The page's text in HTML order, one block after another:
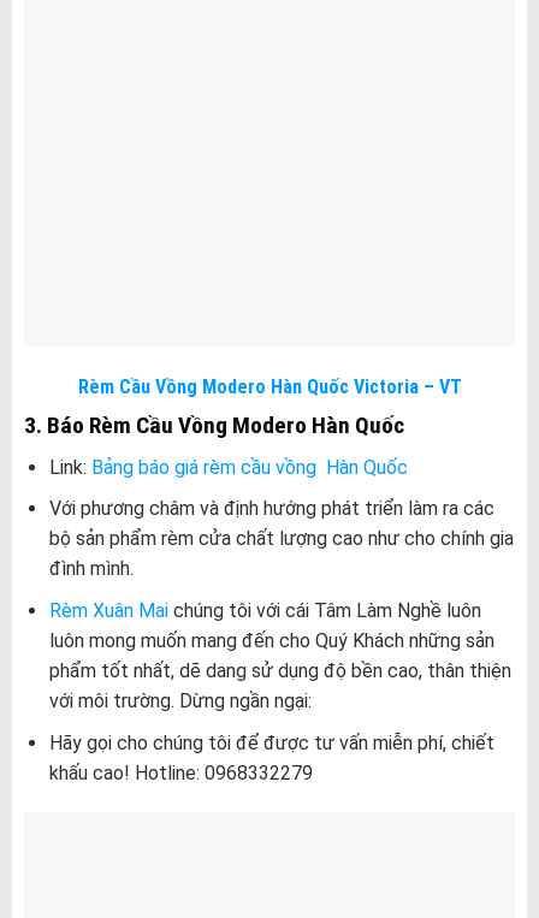
Rèm Cầu Vồng Modero Hàn Quốc Victoria – VT
3. Báo Rèm Cầu Vồng Modero Hàn Quốc
Link: Bảng báo giá rèm cầu vồng Hàn Quốc
Với phương châm và định hướng phát triển làm ra các
bộ sản phẩm rèm cửa chất lượng cao như cho chính gia
đình mình.
Rèm Xuân Maichúng tôi với cái Tâm Làm Nghề luôn
luôn mong muốn mang đến cho Quý Khách những sản
phẩm tốt nhất, dẽ dang sử dụng độ bền cao, thân thiện
với môi trường. Dừng ngần ngại:
Hãy gọi cho chúng tôi để được tư vấn miễn phí, chiết
khấu cao! Hotline: 0968332279